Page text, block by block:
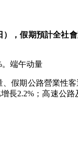
），假期預計全社
端午动量
期公路營業性客
2.2%；高速公